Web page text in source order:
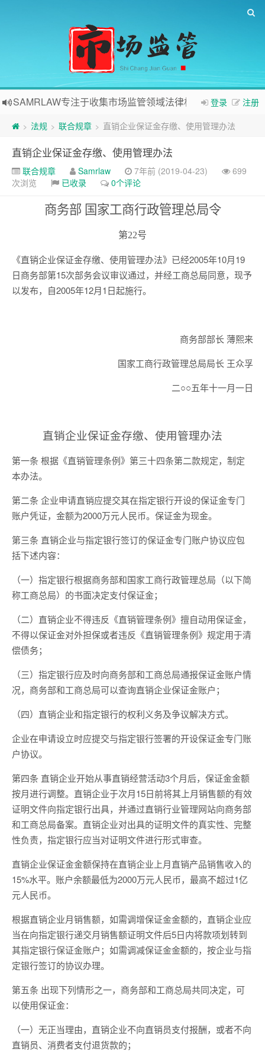
登录 注册
SAMRLAW专注于收集市场监管领域法律相关内容
> 法规 > 联合规章 > 直销企业保证金存缴、使用管理办法
直销企业保证金存缴、使用管理办法
联合规章 Samrlaw 7年前 (2019-04-23)
699
次浏览
已收录 0个评论
商务部 国家工商行政管理总局令
第22号
《直销企业保证金存缴、使用管理办法》已经2005年10月19
日商务部第15次部务会议审议通过，并经工商总局同意，现予
以发布，自2005年12月1日起施行。
商务部部长 薄熙来
国家工商行政管理总局局长 王众孚
二○○五年十一月一日
直销企业保证金存缴、使用管理办法
第一条 根据《直销管理条例》第三十四条第二款规定，制定
本办法。
第二条 企业申请直销应提交其在指定银行开设的保证金专门
账户凭证，金额为2000万元人民币。保证金为现金。
第三条 直销企业与指定银行签订的保证金专门账户协议应包
括下述内容：
（一）指定银行根据商务部和国家工商行政管理总局（以下简
称工商总局）的书面决定支付保证金；
（二）直销企业不得违反《直销管理条例》擅自动用保证金，
不得以保证金对外担保或者违反《直销管理条例》规定用于清
偿债务；
（三）指定银行应及时向商务部和工商总局通报保证金账户情
况，商务部和工商总局可以查询直销企业保证金账户；
（四）直销企业和指定银行的权利义务及争议解决方式。
企业在申请设立时应提交与指定银行签署的开设保证金专门账
户协议。
第四条 直销企业开始从事直销经营活动3个月后，保证金金额
按月进行调整。直销企业于次月15日前将其上月销售额的有效
证明文件向指定银行出具，并通过直销行业管理网站向商务部
和工商总局备案。直销企业对出具的证明文件的真实性、完整
性负责，指定银行应当对证明文件进行形式审查。
直销企业保证金金额保持在直销企业上月直销产品销售收入的
15%水平。账户余额最低为2000万元人民币，最高不超过1亿
元人民币。
根据直销企业月销售额，如需调增保证金金额的，直销企业应
当在向指定银行递交月销售额证明文件后5日内将款项划转到
其指定银行保证金账户；如需调减保证金金额的，按企业与指
定银行签订的协议办理。
第五条 出现下列情形之一，商务部和工商总局共同决定，可
以使用保证金：
（一）无正当理由，直销企业不向直销员支付报酬，或者不向
直销员、消费者支付退货款的；